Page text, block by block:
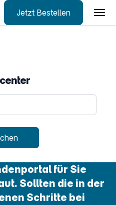
Jetzt Bestellen
für Sie
Sollten die in der
Schritte bei